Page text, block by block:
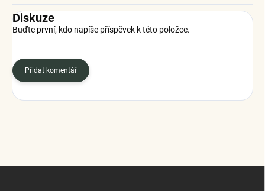
Diskuze
Buďte první, kdo napíše příspěvek k této položce.
Přidat komentář